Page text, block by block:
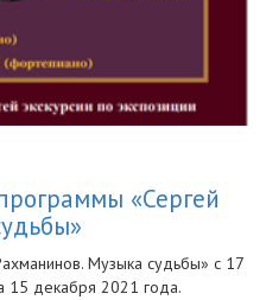
«Сергей
Музыка судьбы» с 17
15 декабря 2021 года.